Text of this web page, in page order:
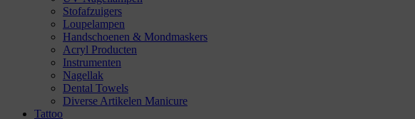
Stofafzuigers
Loupelampen
Handschoenen & Mondmaskers
Acryl Producten
Instrumenten
Nagellak
Dental Towels
Diverse Artikelen Manicure
Tattoo